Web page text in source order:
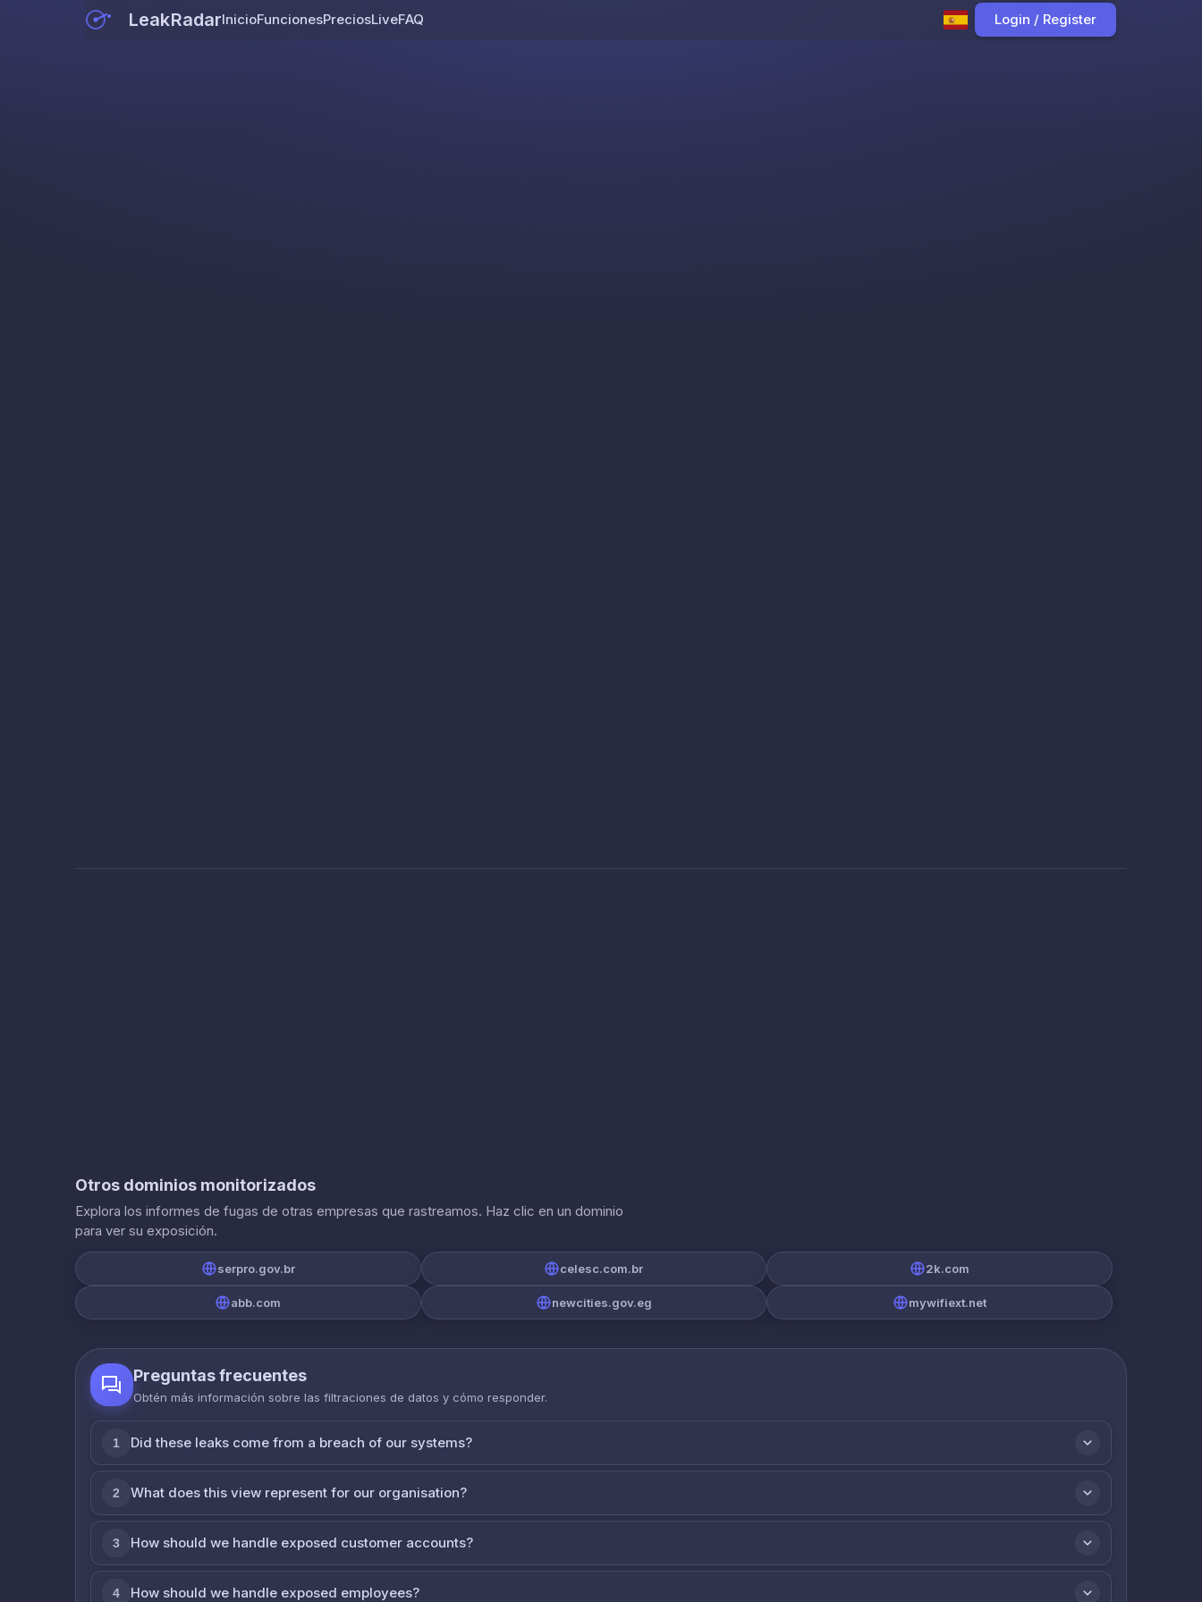
LeakRadarInicioFuncionesPreciosLiveFAQ Login / Register
Otros dominios monitorizados
Explora los informes de fugas de otras empresas que rastreamos. Haz clic en un dominio
para ver su exposición.
serpro.gov.br celesc.com.br 2k.com
abb.com newcities.gov.eg mywifiext.net
Preguntas frecuentes
Obtén más información sobre las filtraciones de datos y cómo responder.
1 Did these leaks come from a breach of our systems?
2 What does this view represent for our organisation?
3 How should we handle exposed customer accounts?
4 How should we handle exposed employees?